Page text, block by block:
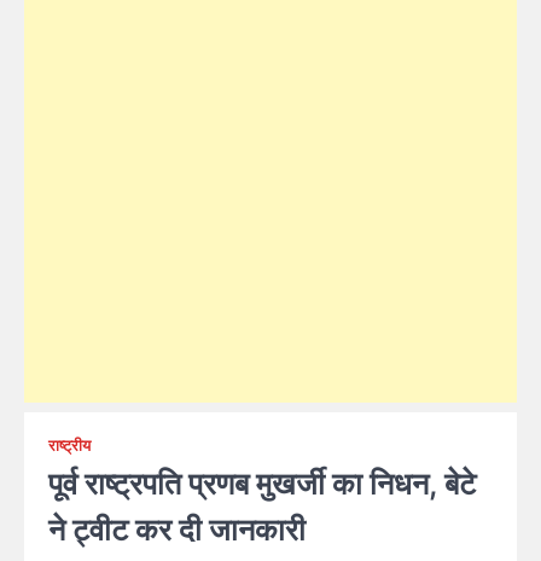
राष्ट्रीय
पूर्व राष्ट्रपति प्रणब मुखर्जी का निधन, बेटे
ने ट्वीट कर दी जानकारी